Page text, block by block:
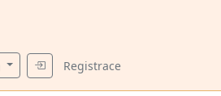
Registrace